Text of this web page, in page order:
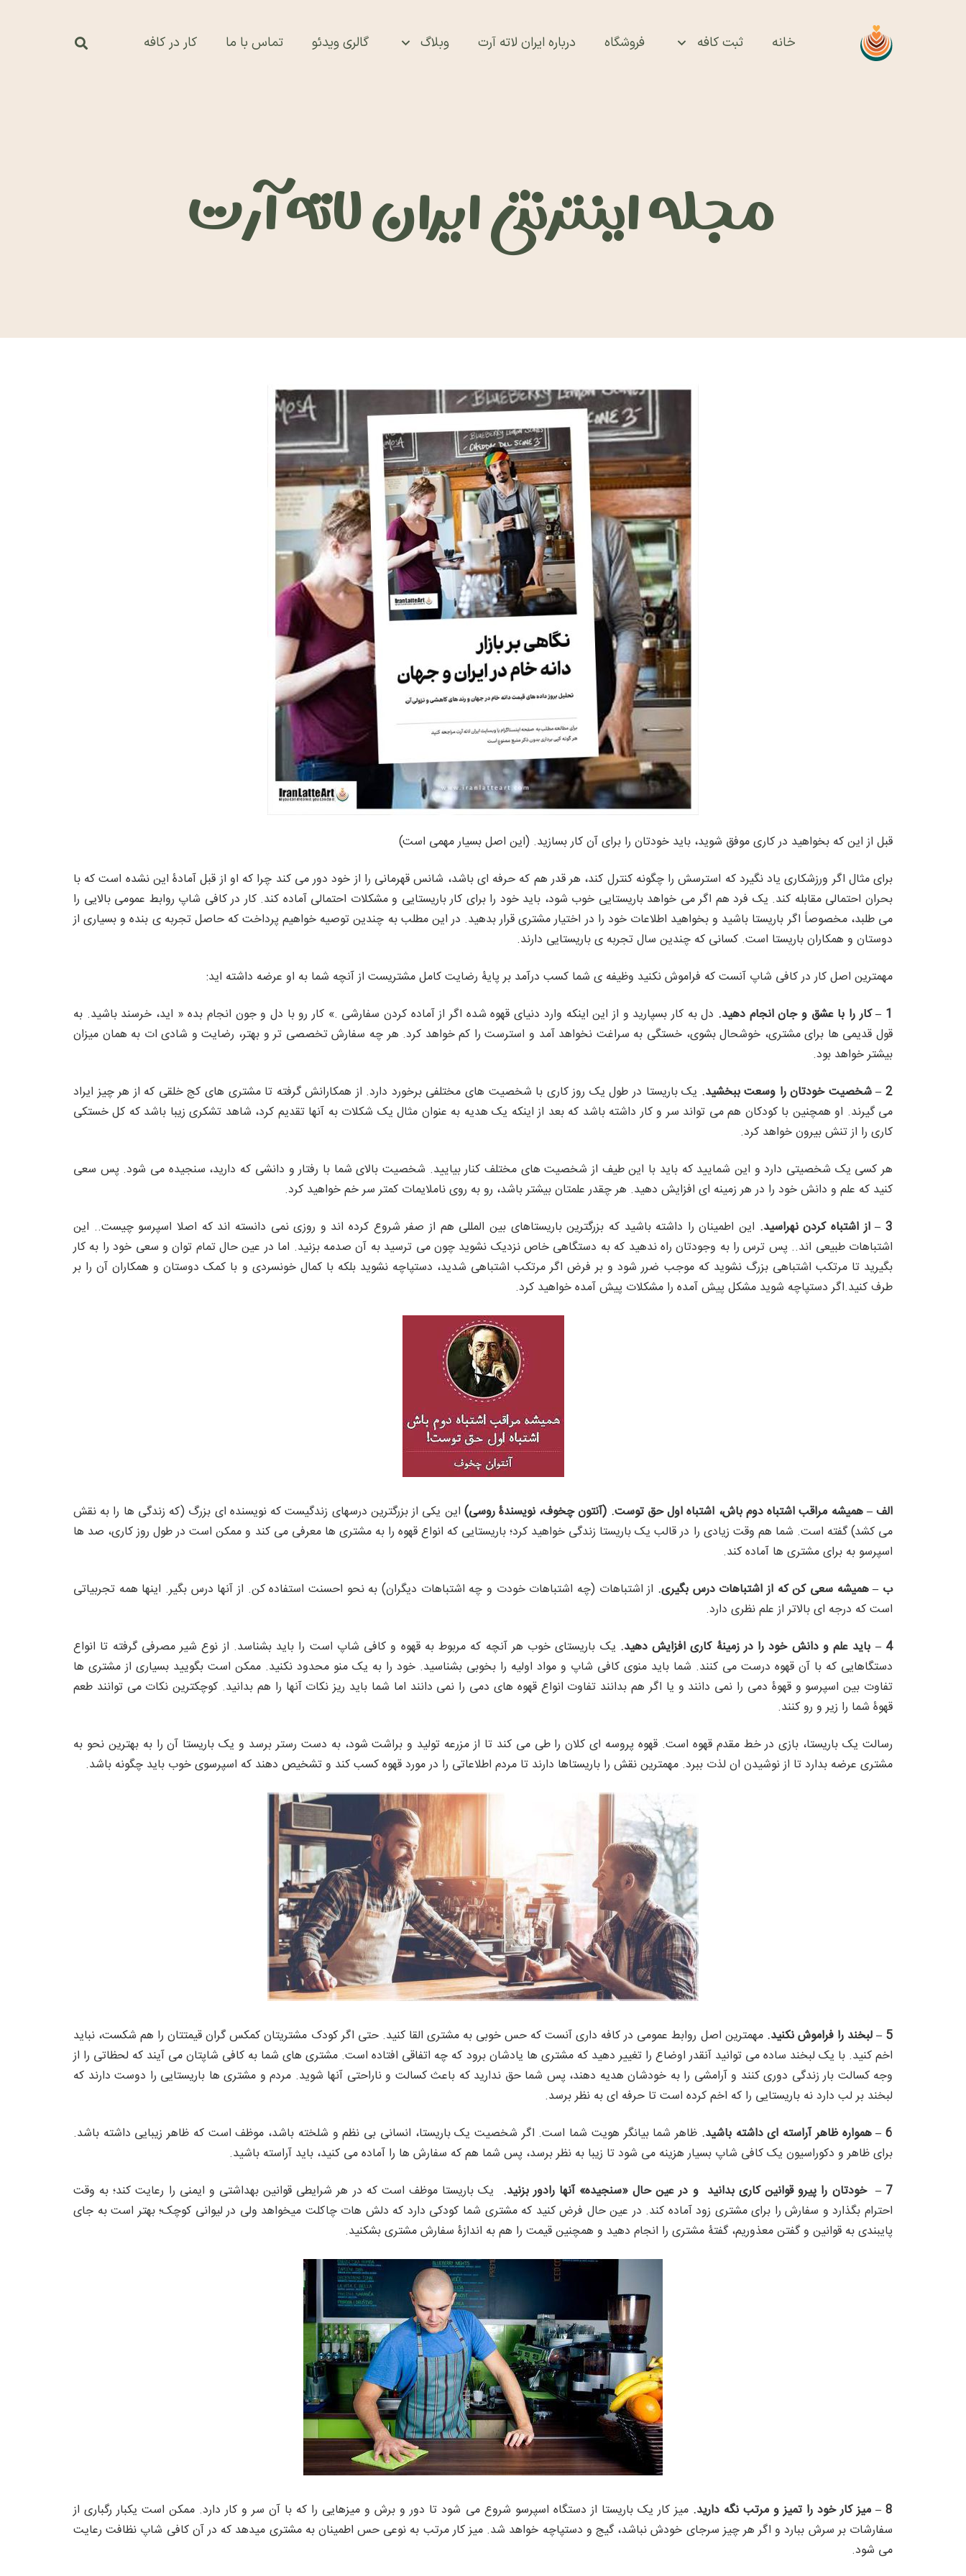
خانه ثبت کافه فروشگاه درباره ایران لاته آرت وبلاگ گالری ویدئو تماس با ما کار در کافه
مجله اینترنتی ایران لاته آرت
قبل از این که بخواهید در کاری موفق شوید، باید خودتان را برای آن کار بسازید. (این اصل بسیار مهمی است)
برای مثال اگر ورزشکاری یاد نگیرد که استرسش را چگونه کنترل کند، هر قدر هم که حرفه ای باشد، شانس قهرمانی را از خود دور می کند چرا که او از قبل آمادۀ این نشده است که با
بحران احتمالی مقابله کند. یک فرد هم اگر می خواهد باریستایی خوب شود، باید خود را برای کار باریستایی و مشکلات احتمالی آماده کند. کار در کافی شاپ روابط عمومی بالایی را
می طلبد، مخصوصاً اگر باریستا باشید و بخواهید اطلاعات خود را در اختیار مشتری قرار بدهید. در این مطلب به چندین توصیه خواهیم پرداخت که حاصل تجربه ی بنده و بسیاری از
دوستان و همکاران باریستا است. کسانی که چندین سال تجربه ی باریستایی دارند.
مهمترین اصل کار در کافی شاپ آنست که فراموش نکنید وظیفه ی شما کسب درآمد بر پایۀ رضایت کامل مشتریست از آنچه شما به او عرضه داشته اید:
1 – کار را با عشق و جان انجام دهید.
دل به کار بسپارید و از این اینکه وارد دنیای قهوه شده اگر از آماده کردن سفارشی .» کار رو با دل و جون انجام بده « اید، خرسند باشید. به
قول قدیمی ها برای مشتری، خوشحال بشوی، خستگی به سراغت نخواهد آمد و استرست را کم خواهد کرد. هر چه سفارش تخصصی تر و بهتر، رضایت و شادی ات به همان میزان
بیشتر خواهد بود.
2 –
شخصیت خودتان را وسعت ببخشید. یک باریستا در طول یک روز کاری با شخصیت های مختلفی برخورد دارد. از همکارانش گرفته تا مشتری های کج خلقی که از هر چیز ایراد
می گیرند. او همچنین با کودکان هم می تواند سر و کار داشته باشد که بعد از اینکه یک هدیه به عنوان مثال یک شکلات به آنها تقدیم کرد، شاهد تشکری زیبا باشد که کل خستکی
کاری را از تنش بیرون خواهد کرد.
هر کسی یک شخصیتی دارد و این شمایید که باید با این طیف از شخصیت های مختلف کنار بیایید. شخصیت بالای شما با رفتار و دانشی که دارید، سنجیده می شود. پس سعی
کنید که علم و دانش خود را در هر زمینه ای افزایش دهید. هر چقدر علمتان بیشتر باشد، رو به روی ناملایمات کمتر سر خم خواهید کرد.
3 –
از اشتباه کردن نهراسید. این اطمینان را داشته باشید که بزرگترین باریستاهای بین المللی هم از صفر شروع کرده اند و روزی نمی دانسته اند که اصلا اسپرسو چیست.. این
اشتباهات طبیعی اند.. پس ترس را به وجودتان راه ندهید که به دستگاهی خاص نزدیک نشوید چون می ترسید به آن صدمه بزنید. اما در عین حال تمام توان و سعی خود را به کار
بگیرید تا مرتکب اشتباهی بزرگ نشوید که موجب ضرر شود و بر فرض اگر مرتکب اشتباهی شدید، دستپاچه نشوید بلکه با کمال خونسردی و با کمک دوستان و همکاران آن را بر
طرف کنید.اگر دستپاچه شوید مشکل پیش آمده را مشکلات پیش آمده خواهید کرد.
الف – همیشه مراقب اشتباه دوم باش، اشتباه اول حق توست. (آنتون چخوف، نویسندۀ روسی) این یکی از بزرگترین درسهای زندگیست که نویسنده ای بزرگ (که زندگی ها را به نقش
می کشد) گفته است. شما هم وقت زیادی را در قالب یک باریستا زندگی خواهید کرد؛ باریستایی که انواع قهوه را به مشتری ها معرفی می کند و ممکن است در طول روز کاری، صد ها
اسپرسو به برای مشتری ها آماده کند.
ب – همیشه سعی کن که از اشتباهات درس بگیری. از اشتباهات (چه اشتباهات خودت و چه اشتباهات دیگران) به نحو احسنت استفاده کن. از آنها درس بگیر. اینها همه تجربیاتی
است که درجه ای بالاتر از علم نظری دارد.
4 –
باید علم و دانش خود را در زمینۀ کاری افزایش دهید. یک باریستای خوب هر آنچه که مربوط به قهوه و کافی شاپ است را باید بشناسد. از نوع شیر مصرفی گرفته تا انواع
دستگاهایی که با آن قهوه درست می کنند. شما باید منوی کافی شاپ و مواد اولیه را بخوبی بشناسید. خود را به یک منو محدود نکنید. ممکن است بگویید بسیاری از مشتری ها
تفاوت بین اسپرسو و قهوۀ دمی را نمی دانند و یا اگر هم بدانند تفاوت انواع قهوه های دمی را نمی دانند اما شما باید ریز نکات آنها را هم بدانید. کوچکترین نکات می توانند طعم
قهوۀ شما را زیر و رو کنند.
رسالت یک باریستا، بازی در خط مقدم قهوه است. قهوه پروسه ای کلان را طی می کند تا از مزرعه تولید و براشت شود، به دست رستر برسد و یک باریستا آن را به بهترین نحو به
مشتری عرضه بدارد تا از نوشیدن ان لذت ببرد. مهمترین نقش را باریستاها دارند تا مردم اطلاعاتی را در مورد قهوه کسب کند و تشخیص دهند که اسپرسوی خوب باید چگونه باشد.
5 – لبخند را فراموش نکنید.
مهمترین اصل روابط عمومی در کافه داری آنست که حس خوبی به مشتری القا کنید. حتی اگر کودک مشتریتان کمکس گران قیمتتان را هم شکست، نباید
اخم کنید. با یک لبخند ساده می توانید آنقدر اوضاع را تغییر دهید که مشتری ها یادشان برود که چه اتفاقی افتاده است. مشتری های شما به کافی شاپتان می آیند که لحظاتی را از
وجه کسالت بار زندگی دوری کنند و آرامشی را به خودشان هدیه دهند، پس شما حق ندارید که باعث کسالت و ناراحتی آنها شوید. مردم و مشتری ها باریستایی را دوست دارند که
لبخند بر لب دارد نه باریستایی را که اخم کرده است تا حرفه ای به نظر برسد.
6 – همواره ظاهر آراسته ای داشته باشید.
ظاهر شما بیانگر هویت شما است. اگر شخصیت یک باریستا، انسانی بی نظم و شلخته باشد، موظف است که ظاهر زیبایی داشته باشد.
برای ظاهر و دکوراسیون یک کافی شاپ بسیار هزینه می شود تا زیبا به نظر برسد، پس شما هم که سفارش ها را آماده می کنید، باید آراسته باشید.
7 – خودتان را پیرو قوانین کاری بدانید و در عین حال «سنجیده» آنها رادور بزنید.
یک باریستا موظف است که در هر شرایطی قوانین بهداشتی و ایمنی را رعایت کند؛ به وقت
احترام بگذارد و سفارش را برای مشتری زود آماده کند. در عین حال فرض کنید که مشتری شما کودکی دارد که دلش هات چاکلت میخواهد ولی در لیوانی کوچک؛ بهتر است به جای
پایبندی به قوانین و گفتن معذوریم، گفتۀ مشتری را انجام دهید و همچنین قیمت را هم به اندازۀ سفارش مشتری بشکنید.
8 – میز کار خود را تمیز و مرتب نگه دارید.
میز کار یک باریستا از دستگاه اسپرسو شروع می شود تا دور و برش و میزهایی را که با آن سر و کار دارد. ممکن است یکبار رگباری از
سفارشات بر سرش ببارد و اگر هر چیز سرجای خودش نباشد، گیج و دستپاچه خواهد شد. میز کار مرتب به نوعی حس اطمینان به مشتری میدهد که در آن کافی شاپ نظافت رعایت
می شود.